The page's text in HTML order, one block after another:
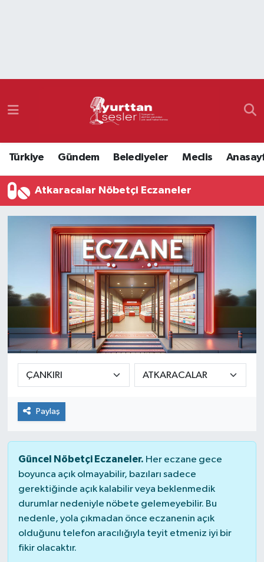
Türkiye Gündem Belediyeler Meclis
Atkaracalar Nöbetçi Eczaneler
Paylaş
Güncel Nöbetçi Eczaneler. Her eczane gece
boyunca açık olmayabilir, bazıları sadece
gerektiğinde açık kalabilir veya beklenmedik
durumlar nedeniyle nöbete gelemeyebilir. Bu
nedenle, yola çıkmadan önce eczanenin açık
olduğunu telefon aracılığıyla teyit etmeniz iyi bir
fikir olacaktır.
Namaz Vakitleri
Süper Lig Puan Durumu ve Fikstür
Tüm Manşetler
Son Dakika Haberleri
Haber Arşivi